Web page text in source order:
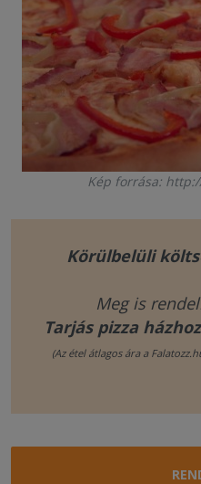
Kép forrása:
Körülbelüli
Meg is
Tarjás pizza
(Az étel átlagos ára a